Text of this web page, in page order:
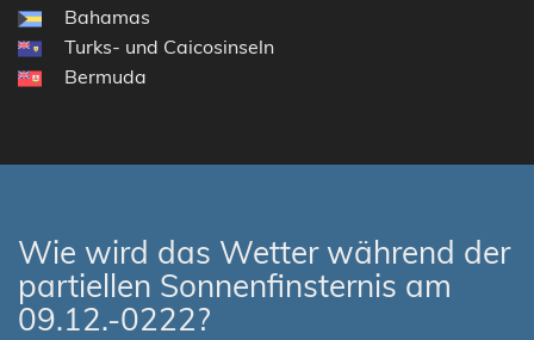
Bahamas
Turks- und Caicosinseln
Bermuda
Wie wird das Wetter während der
partiellen Sonnenfinsternis am
09.12.-0222?